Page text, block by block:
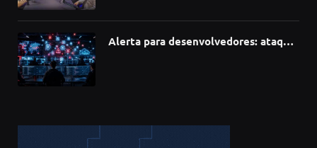
Alerta para desenvolvedores: ataque